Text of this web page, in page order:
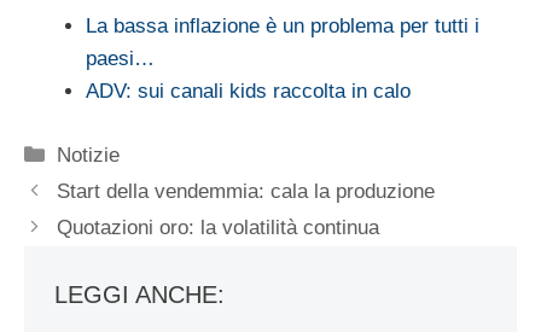
La bassa inflazione è un problema per tutti i
paesi…
ADV: sui canali kids raccolta in calo
Categorie
Notizie
Start della vendemmia: cala la produzione
Quotazioni oro: la volatilità continua
LEGGI ANCHE: